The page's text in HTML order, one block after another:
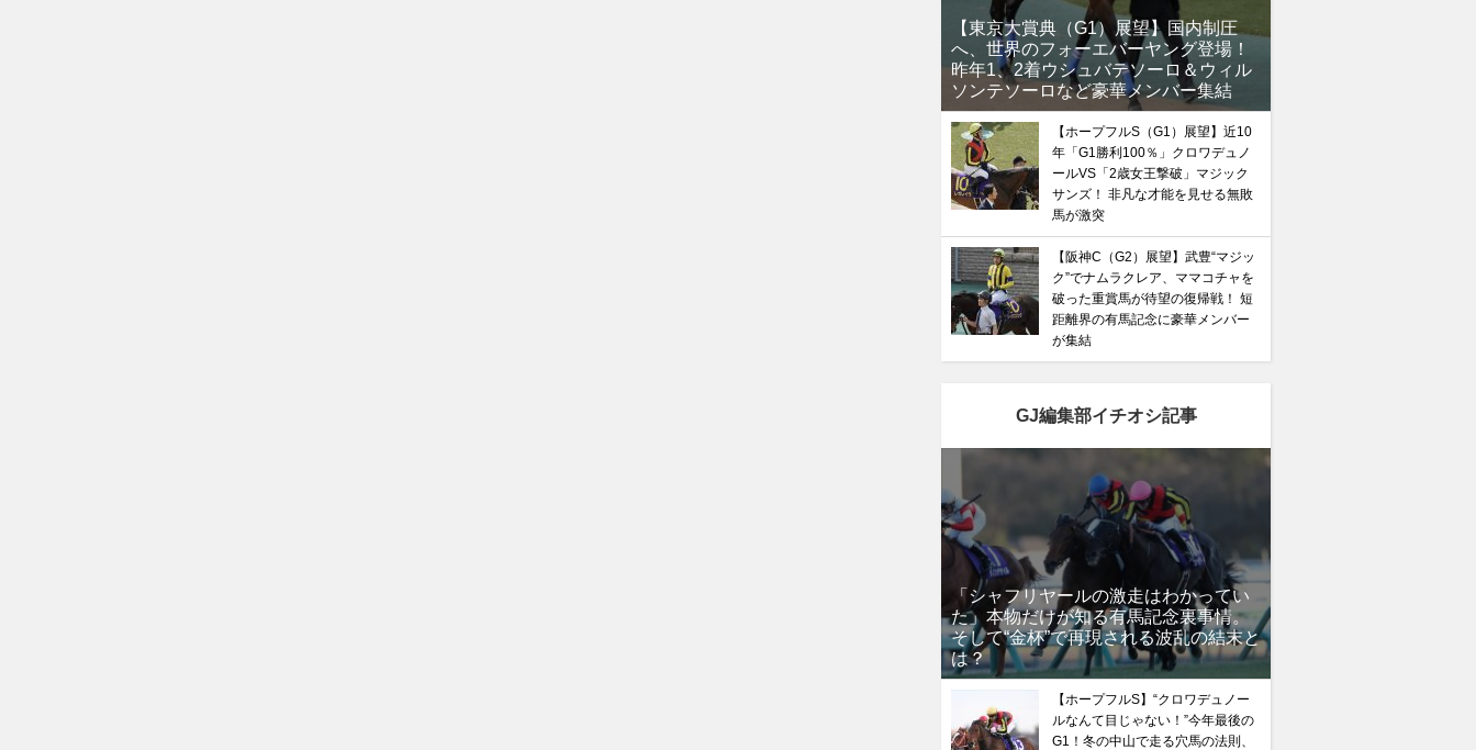
【東京大賞典（G1）展望】国内制圧
へ、世界のフォーエバーヤング登場！
昨年1、2着ウシュバテソーロ＆ウィル
ソンテソーロなど豪華メンバー集結
【ホープフルS（G1）展望】近10
年「G1勝利100％」クロワデュノ
ールVS「2歳女王撃破」マジック
サンズ！ 非凡な才能を見せる無敗
馬が激突
【阪神C（G2）展望】武豊“マジッ
ク”でナムラクレア、ママコチャを
破った重賞馬が待望の復帰戦！ 短
距離界の有馬記念に豪華メンバー
が集結
GJ編集部イチオシ記事
「シャフリヤールの激走はわかってい
た」本物だけが知る有馬記念裏事情。
そして“金杯”で再現される波乱の結末と
は？
【ホープフルS】“クロワデュノー
ルなんて目じゃない！”今年最後の
G1！冬の中山で走る穴馬の法則、